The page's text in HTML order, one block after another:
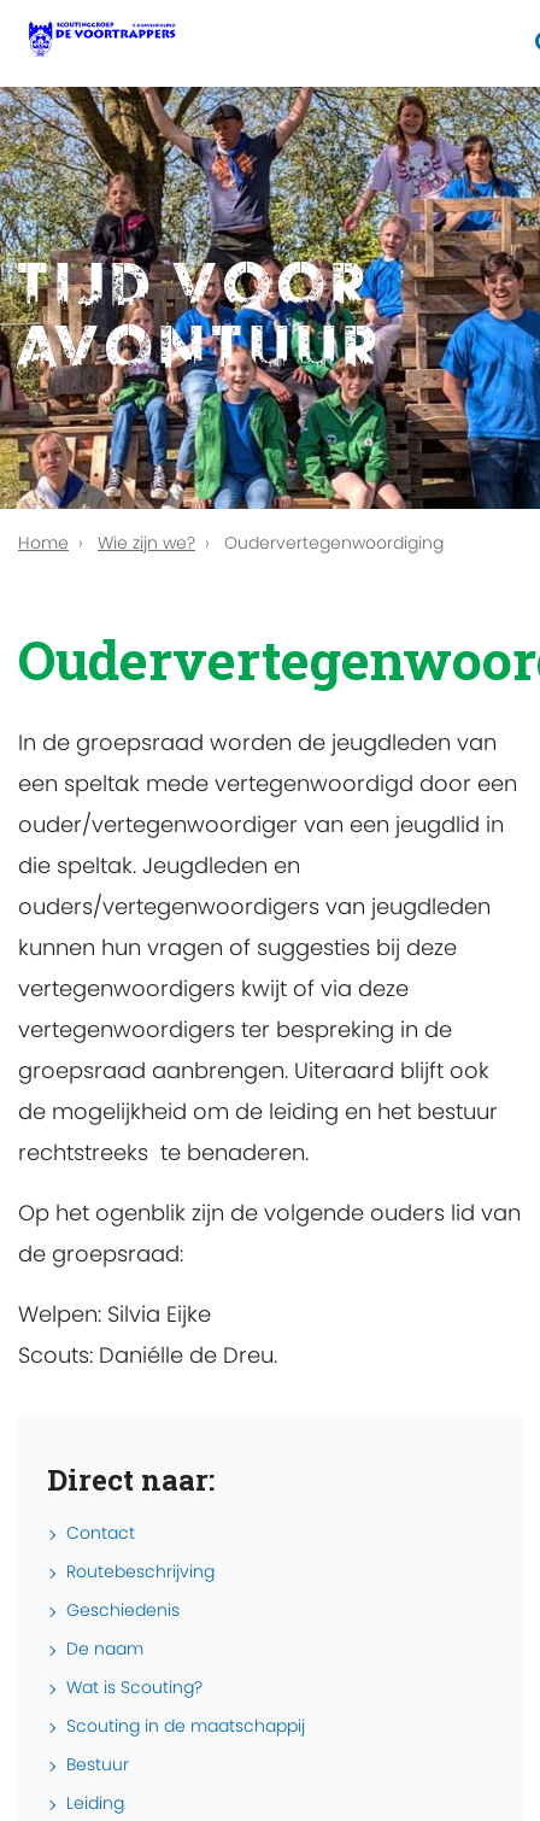
Tijd voor
avontuur
Home Wie zijn we? Oudervertegenwoordiging
In de groepsraad worden de jeugdleden van
een speltak mede vertegenwoordigd door een
ouder/vertegenwoordiger van een jeugdlid in
die speltak. Jeugdleden en
ouders/vertegenwoordigers van jeugdleden
kunnen hun vragen of suggesties bij deze
vertegenwoordigers kwijt of via deze
vertegenwoordigers ter bespreking in de
groepsraad aanbrengen. Uiteraard blijft ook
de mogelijkheid om de leiding en het bestuur
rechtstreeks te benaderen.
Op het ogenblik zijn de volgende ouders lid van
de groepsraad:
Welpen: Silvia Eijke
Scouts: Daniélle de Dreu.
Direct naar:
Contact
Routebeschrijving
Geschiedenis
De naam
Wat is Scouting?
Scouting in de maatschappij
Bestuur
Leiding